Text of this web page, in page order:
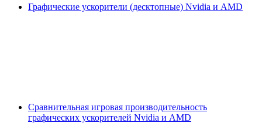
Графические ускорители (десктопные) Nvidia и AMD
Сравнительная игровая производительность
графических ускорителей Nvidia и AMD